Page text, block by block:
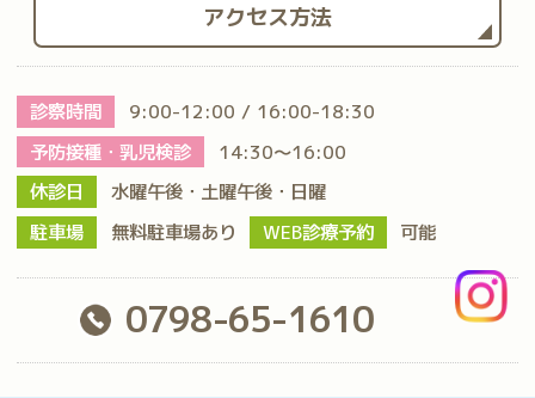
アクセス方法
診察時間
9:00-12:00 / 16:00-18:30
予防接種・乳児検診
14:30～16:00
休診日
水曜午後・土曜午後・日曜
駐車場
無料駐車場あり WEB診療予約 可能
0798-65-1610